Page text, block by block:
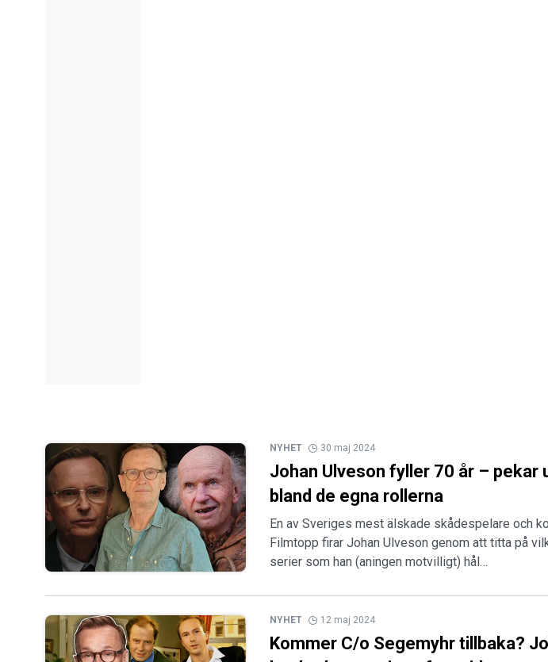
NYHET 30 maj 2024
Johan Ulveson fyller 70 år – pekar
bland de egna rollerna
En av Sveriges mest älskade skådespelare och
Filmtopp firar Johan Ulveson genom att titta på
serier som han (aningen motvilligt) hål…
NYHET 12 maj 2024
Kommer C/o Segemyhr tillbaka?